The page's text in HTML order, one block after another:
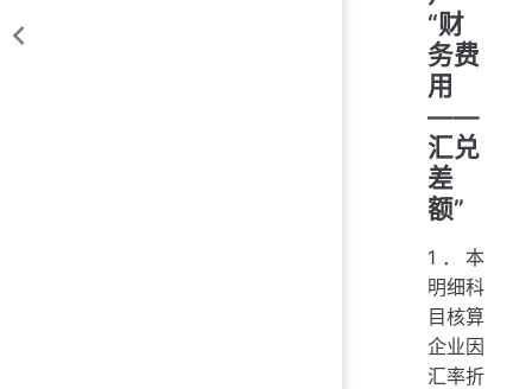
“财
务费
用
——
汇兑
差
额”
1．本
明细科
目核算
企业因
汇率折